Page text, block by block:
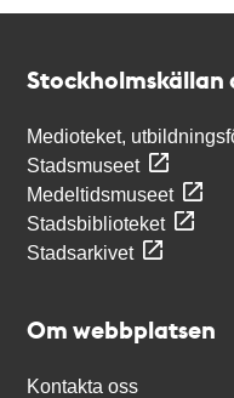
Stockholmskällan
Medioteket,
Stadsmuseet
Medeltidsmuseet
Stadsbiblioteket
Stadsarkivet
Om webbplatsen
Kontakta oss